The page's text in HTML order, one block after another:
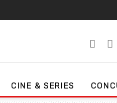
CINE & SERIES